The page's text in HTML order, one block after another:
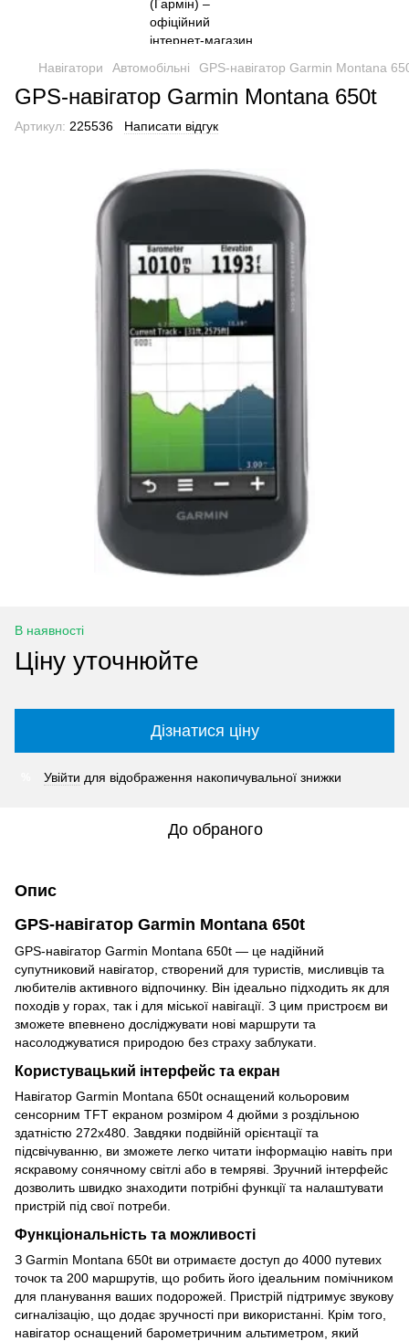
Навігатори Автомобільні GPS-навігатор Garmin Montana
GPS-навігатор Garmin Montana 650t
Артикул: 225536 Написати відгук
В наявності
Ціну уточнюйте
Дізнатися ціну
Увійти для відображення накопичувальної знижки
До обраного
Опис
GPS-навігатор Garmin Montana 650t
GPS-навігатор Garmin Montana 650t — це надійний
супутниковий навігатор, створений для туристів, мисливців та
любителів активного відпочинку. Він ідеально підходить як для
походів у горах, так і для міської навігації. З цим пристроєм ви
зможете впевнено досліджувати нові маршрути та
насолоджуватися природою без страху заблукати.
Користувацький інтерфейс та екран
Навігатор Garmin Montana 650t оснащений кольоровим
сенсорним TFT екраном розміром 4 дюйми з роздільною
здатністю 272х480. Завдяки подвійній орієнтації та
підсвічуванню, ви зможете легко читати інформацію навіть при
яскравому сонячному світлі або в темряві. Зручний інтерфейс
дозволить швидко знаходити потрібні функції та налаштувати
пристрій під свої потреби.
Функціональність та можливості
З Garmin Montana 650t ви отримаєте доступ до 4000 путевих
точок та 200 маршрутів, що робить його ідеальним помічником
для планування ваших подорожей. Пристрій підтримує звукову
сигналізацію, що додає зручності при використанні. Крім того,
навігатор оснащений барометричним альтиметром, який